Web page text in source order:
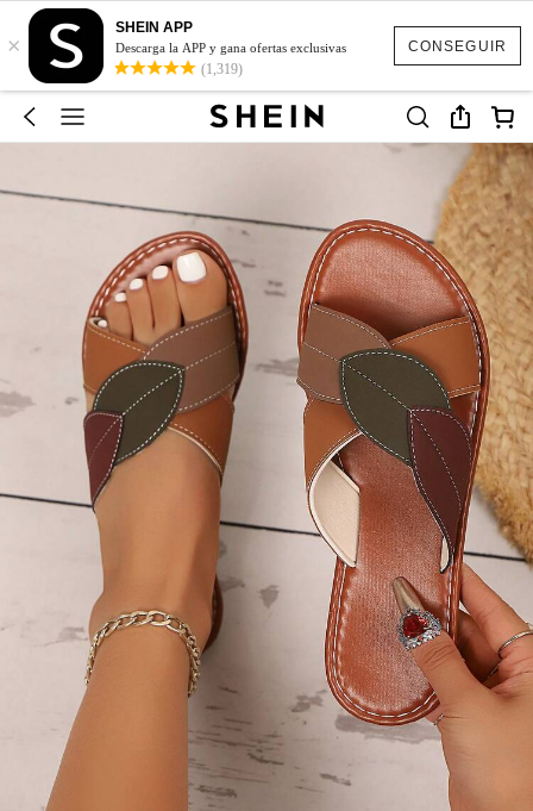
CONSEGUIR
×
SHEIN APP
Descarga la APP y gana ofertas exclusivas
(1,319)